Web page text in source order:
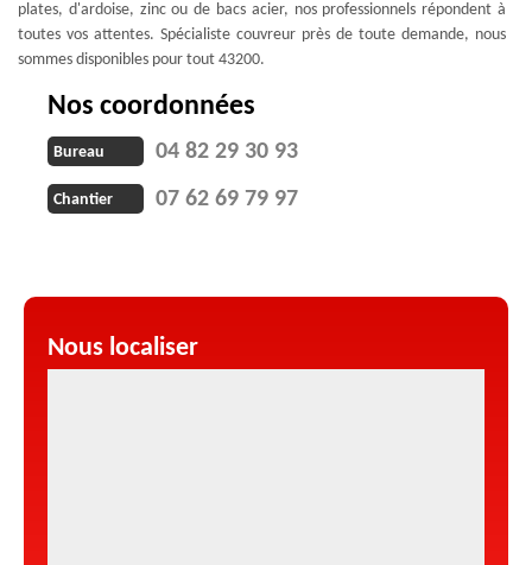
plates, d'ardoise, zinc ou de bacs acier, nos professionnels répondent à
toutes vos attentes. Spécialiste couvreur près de toute demande, nous
sommes disponibles pour tout 43200.
Nos coordonnées
Bureau 04 82 29 30 93
Chantier 07 62 69 79 97
Nous localiser